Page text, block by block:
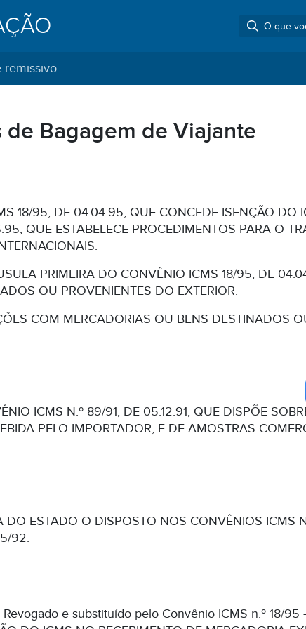
remissivo
Bagagem de Viajante
18/95, DE 04.04.95, QUE CONCEDE ISENÇÃO DO
QUE ESTABELECE PROCEDIMENTOS PARA O
PRIMEIRA DO CONVÊNIO ICMS 18/95, DE
OU PROVENIENTES DO EXTERIOR.
COM MERCADORIAS OU BENS DESTINADOS
ICMS N.º 89/91, DE 05.12.91, QUE DISPÕE
PELO IMPORTADOR, E DE AMOSTRAS
DO ESTADO O DISPOSTO NOS CONVÊNIOS ICMS
92.
e substituído pelo Convênio ICMS n.º 18/95